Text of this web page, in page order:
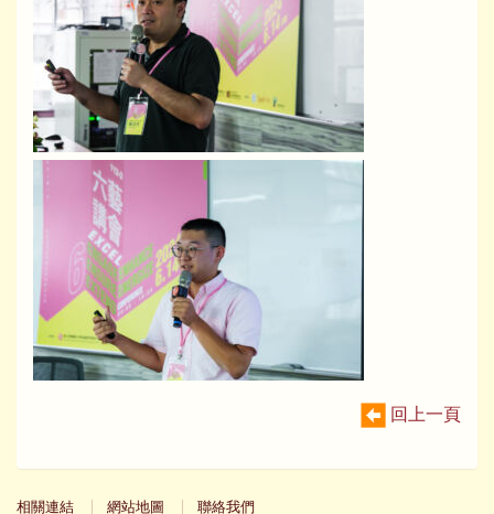
回上一頁
相關連結 網站地圖 聯絡我們